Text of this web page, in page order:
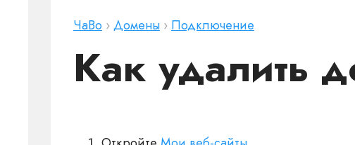
ЧаВо ›Домены › Подключение
Как удалить